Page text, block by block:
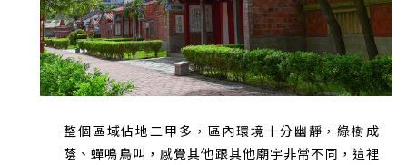
整個區域佔地二甲多，區內環境十分幽靜，綠樹成
蔭、蟬鳴鳥叫，感覺其他跟其他廟宇非常不同，這裡